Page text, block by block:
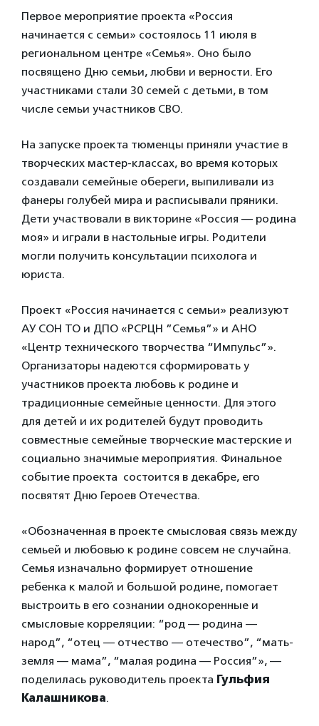
Первое мероприятие проекта «Россия
начинается с семьи» состоялось 11 июля в
региональном центре «Семья». Оно было
посвящено Дню семьи, любви и верности. Его
участниками стали 30 семей с детьми, в том
числе семьи участников СВО.
На запуске проекта тюменцы приняли участие в
творческих мастер-классах, во время которых
создавали семейные обереги, выпиливали из
фанеры голубей мира и расписывали пряники.
Дети участвовали в викторине «Россия — родина
моя» и играли в настольные игры. Родители
могли получить консультации психолога и
юриста.
Проект «Россия начинается с семьи» реализуют
АУ СОН ТО и ДПО «РСРЦН ”Семья”» и АНО
«Центр технического творчества “Импульс”».
Организаторы надеются сформировать у
участников проекта любовь к родине и
традиционные семейные ценности. Для этого
для детей и их родителей будут проводить
совместные семейные творческие мастерские и
социально значимые мероприятия. Финальное
событие проекта состоится в декабре, его
посвятят Дню Героев Отечества.
«Обозначенная в проекте смысловая связь между
семьей и любовью к родине совсем не случайна.
Семья изначально формирует отношение
ребенка к малой и большой родине, помогает
выстроить в его сознании однокоренные и
смысловые корреляции: “род — родина —
народ”, “отец — отчество — отечество”, “мать-
земля — мама”, “малая родина — Россия”», —
поделилась руководитель проекта Гульфия
Калашникова.